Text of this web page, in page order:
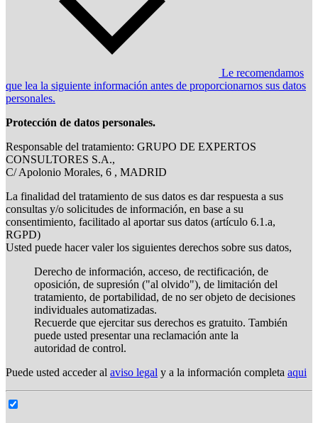
Le recomendamos
que lea la siguiente información antes de proporcionarnos sus datos
personales.
Protección de datos personales.
Responsable del tratamiento: GRUPO DE EXPERTOS
CONSULTORES S.A.,
C/ Apolonio Morales, 6 , MADRID
La finalidad del tratamiento de sus datos es dar respuesta a sus
consultas y/o solicitudes de información, en base a su
consentimiento, facilitado al aportar sus datos (artículo 6.1.a,
RGPD)
Usted puede hacer valer los siguientes derechos sobre sus datos,
Derecho de información, acceso, de rectificación, de
oposición, de supresión ("al olvido"), de limitación del
tratamiento, de portabilidad, de no ser objeto de decisiones
individuales automatizadas.
Recuerde que ejercitar sus derechos es gratuito. También
puede usted presentar una reclamación ante la
autoridad de control.
Puede usted acceder al aviso legal y a la información completa aqui